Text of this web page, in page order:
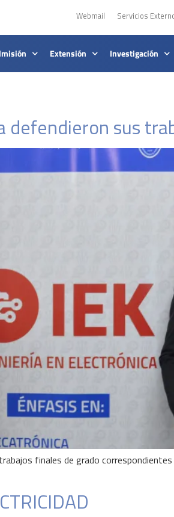
Webmail Servicios
Extensión Investigación
sus
finales de grado